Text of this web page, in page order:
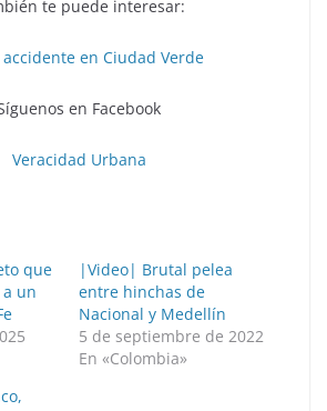
te puede interesar:
en Ciudad Verde
en Facebook
Veracidad Urbana
que
un
|Video| Brutal pelea
entre hinchas de
Nacional y Medellín
5 de septiembre de 2022
En «Colombia»